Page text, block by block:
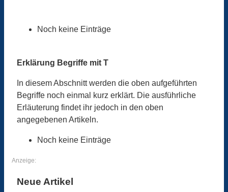
Noch keine Einträge
Erklärung Begriffe mit T
In diesem Abschnitt werden die oben aufgeführten
Begriffe noch einmal kurz erklärt. Die ausführliche
Erläuterung findet ihr jedoch in den oben
angegebenen Artikeln.
Noch keine Einträge
Anzeige:
Neue Artikel